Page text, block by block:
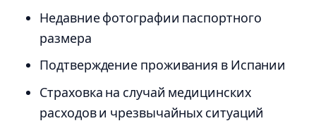
Недавние фотографии паспортного
размера
Подтверждение проживания в Испании
Страховка на случай медицинских
расходов и чрезвычайных ситуаций